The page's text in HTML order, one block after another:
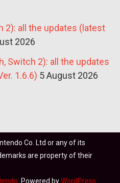
2): all the updates (latest
2026
Switch 2): all the updates
1.6.6) 5 August 2026
Co. Ltd or any of its
are property of their
. Powered byWordPress